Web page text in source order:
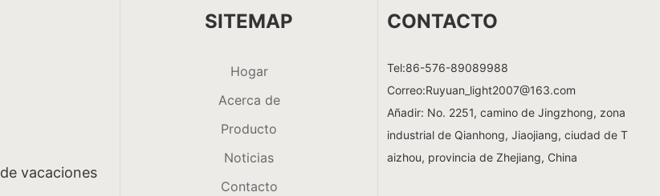
vacaciones
SITEMAP
Hogar
Acerca de
Producto
Noticias
Contacto
CONTACTO
Tel:86-576-89089988
Correo:Ruyuan_light2007@163.com
Añadir: No. 2251, camino de Jingzhong, zona
industrial de Qianhong, Jiaojiang, ciudad de T
aizhou, provincia de Zhejiang, China